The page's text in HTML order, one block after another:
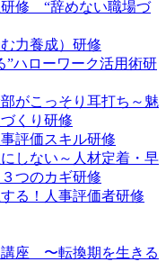
研修 “辞めない職場づ
力養成）研修
”ハローワーク活用術研
がこっそり耳打ち～魅
くり研修
評価スキル研修
しない～人材定着・早
つのカギ研修
る！人事評価者研修
座 〜転換期を生きる